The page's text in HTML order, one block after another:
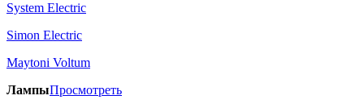
System Electric
Simon Electric
Maytoni Voltum
ЛампыПросмотреть